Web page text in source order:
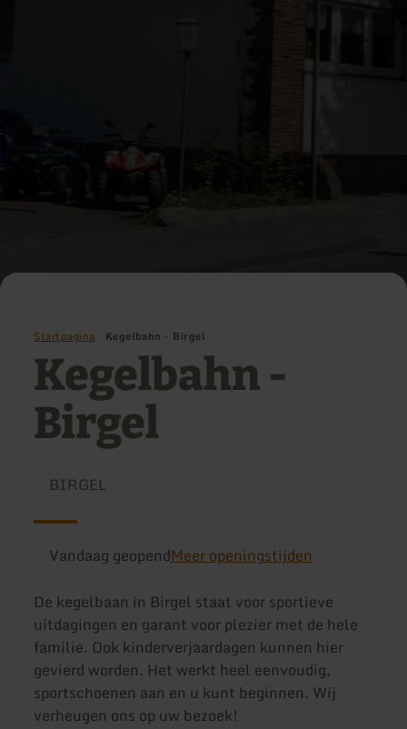
Startpagina Kegelbahn - Birgel
Kegelbahn -
Birgel
BIRGEL
Vandaag geopendMeer openingstijden
De kegelbaan in Birgel staat voor sportieve
uitdagingen en garant voor plezier met de hele
familie. Ook kinderverjaardagen kunnen hier
gevierd worden. Het werkt heel eenvoudig,
sportschoenen aan en u kunt beginnen. Wij
verheugen ons op uw bezoek!